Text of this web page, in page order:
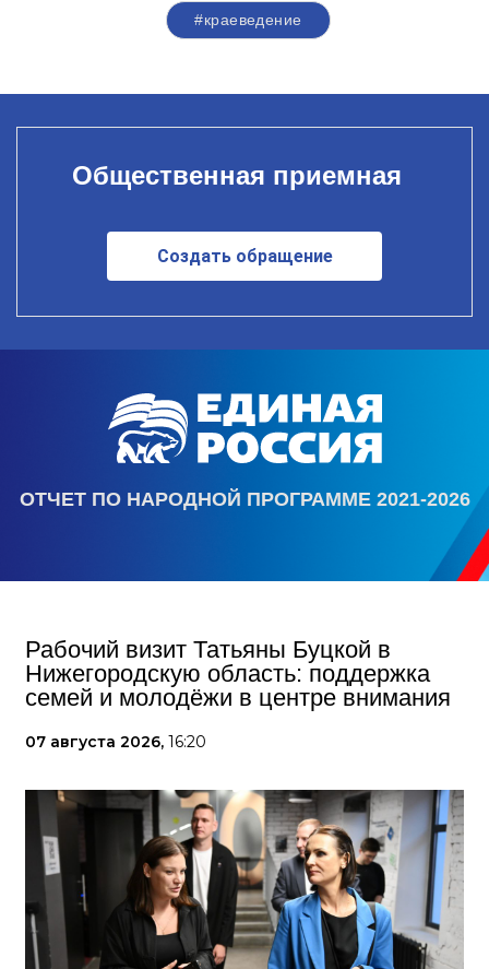
#краеведение
Общественная приемная
Создать обращение
ОТЧЕТ ПО НАРОДНОЙ ПРОГРАММЕ 2021-2026
Рабочий визит Татьяны Буцкой в
Нижегородскую область: поддержка
семей и молодёжи в центре внимания
07 августа 2026, 16:20